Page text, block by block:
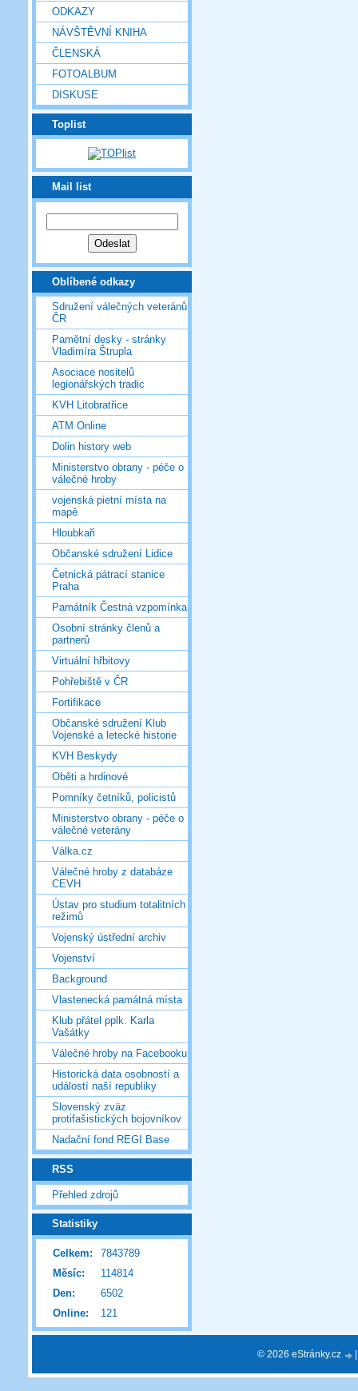
ODKAZY
NÁVŠTĚVNÍ KNIHA
ČLENSKÁ
FOTOALBUM
DISKUSE
Toplist
Mail list
Oblíbené odkazy
Sdružení válečných veteránů
ČR
Pamětní desky - stránky
Vladimíra Štrupla
Asociace nositelů
legionářských tradic
KVH Litobratřice
ATM Online
Dolin history web
Ministerstvo obrany - péče o
válečné hroby
vojenská pietní místa na
mapě
Hloubkaři
Občanské sdružení Lidice
Četnická pátrací stanice
Praha
Památník Čestná vzpomínka
Osobní stránky členů a
partnerů
Virtuální hřbitovy
Pohřebiště v ČR
Fortifikace
Občanské sdružení Klub
Vojenské a letecké historie
KVH Beskydy
Oběti a hrdinové
Pomníky četníků, policistů
Ministerstvo obrany - péče o
válečné veterány
Válka.cz
Válečné hroby z databáze
CEVH
Ústav pro studium totalitních
režimů
Vojenský ústřední archiv
Vojenství
Background
Vlastenecká památná místa
Klub přátel pplk. Karla
Vašátky
Válečné hroby na Facebooku
Historická data osobností a
událostí naší republiky
Slovenský zväz
protifašistických bojovníkov
Nadační fond REGI Base
RSS
Přehled zdrojů
Statistiky
Online: 121
Celkem:
7843789
Měsíc:
114814
Den:
6502
© 2026 eStránky.cz